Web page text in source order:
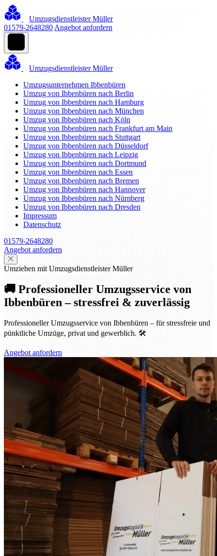
Umzugsdienstleister Müller
01579-2648280 Angebot anfordern
Umzugsdienstleister Müller
Umzugsunternehmen Ibbenbüren
Umzug von Ibbenbüren nach Berlin
Umzug von Ibbenbüren nach Hamburg
Umzug von Ibbenbüren nach München
Umzug von Ibbenbüren nach Köln
Umzug von Ibbenbüren nach Frankfurt am Main
Umzug von Ibbenbüren nach Stuttgart
Umzug von Ibbenbüren nach Düsseldorf
Umzug von Ibbenbüren nach Leipzig
Umzug von Ibbenbüren nach Dortmund
Umzug von Ibbenbüren nach Essen
Umzug von Ibbenbüren nach Bremen
Umzug von Ibbenbüren nach Hannover
Umzug von Ibbenbüren nach Nürnberg
Umzug von Ibbenbüren nach Dresden
Impressum
Datenschutz
01579-2648280
Angebot anfordern
Umziehen mit Umzugsdienstleister Müller
🚚 Professioneller Umzugsservice von
Ibbenbüren – stressfrei & zuverlässig
Professioneller Umzugsservice von Ibbenbüren – für stressfreie und
pünktliche Umzüge, privat und gewerblich. 🛠️
Angebot anfordern